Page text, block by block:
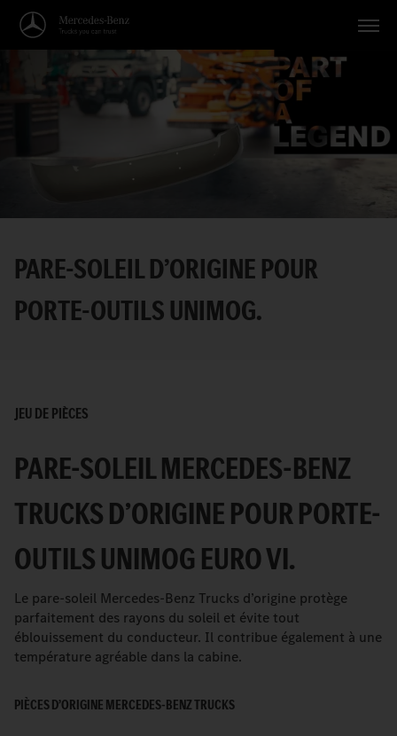
Véhicules
Applications
Français
PARE-SOLEIL D’ORIGINE POUR
PORTE-OUTILS UNIMOG.
JEU DE PIÈCES
PARE-SOLEIL MERCEDES-BENZ
TRUCKS D’ORIGINE POUR PORTE-
OUTILS UNIMOG EURO VI.
Le pare-soleil Mercedes-Benz Trucks d’origine protège
parfaitement des rayons du soleil et évite tout
éblouissement du conducteur. Il contribue également à une
température agréable dans la cabine.
PIÈCES D’ORIGINE MERCEDES-BENZ TRUCKS